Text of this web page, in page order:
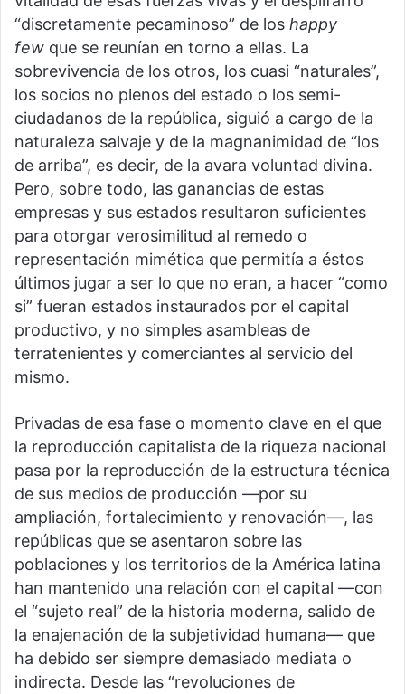
“discretamente pecaminoso” de los happy
few que se reunían en torno a ellas. La
sobrevivencia de los otros, los cuasi “naturales”,
los socios no plenos del estado o los semi-
ciudadanos de la república, siguió a cargo de la
naturaleza salvaje y de la magnanimidad de “los
de arriba”, es decir, de la avara voluntad divina.
Pero, sobre todo, las ganancias de estas
empresas y sus estados resultaron suficientes
para otorgar verosimilitud al remedo o
representación mimética que permitía a éstos
últimos jugar a ser lo que no eran, a hacer “como
si” fueran estados instaurados por el capital
productivo, y no simples asambleas de
terratenientes y comerciantes al servicio del
mismo.
Privadas de esa fase o momento clave en el que
la reproducción capitalista de la riqueza nacional
pasa por la reproducción de la estructura técnica
de sus medios de producción —por su
ampliación, fortalecimiento y renovación—, las
repúblicas que se asentaron sobre las
poblaciones y los territorios de la América latina
han mantenido una relación con el capital —con
el “sujeto real” de la historia moderna, salido de
la enajenación de la subjetividad humana— que
ha debido ser siempre demasiado mediata o
indirecta. Desde las “revoluciones de